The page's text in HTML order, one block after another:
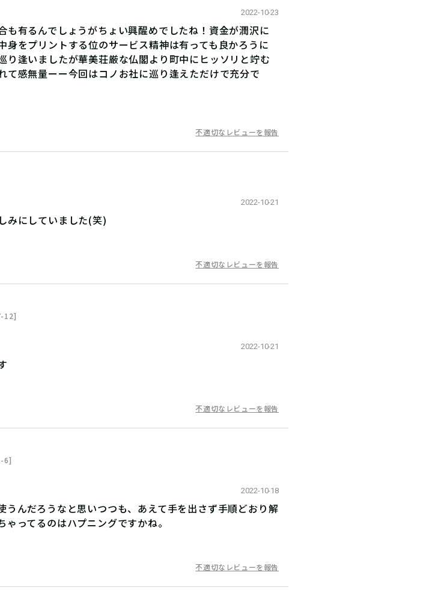
2022-10-23
も有るんでしょうがちょい興醒めでしたね！資金が潤沢に
身をプリントする位のサービス精神は有っても良かろうに
り逢いましたが華美荘厳な仏閣より町中にヒッソリと竚む
て感無量ーー今回はコノお社に巡り逢えただけで充分で
不適切なレビューを報告
2022-10-21
みにしていました(笑)
不適切なレビューを報告
12]
2022-10-21
不適切なレビューを報告
6]
2022-10-18
うんだろうなと思いつつも、あえて手を出さず手順どおり解
ってるのはハプニングですかね。
不適切なレビューを報告